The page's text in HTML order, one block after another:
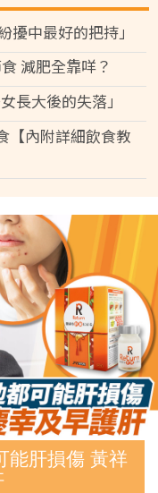
中最好的把持」
減肥全靠咩？
長大後的失落」
【內附詳細飲食教
能肝損傷 黃祥